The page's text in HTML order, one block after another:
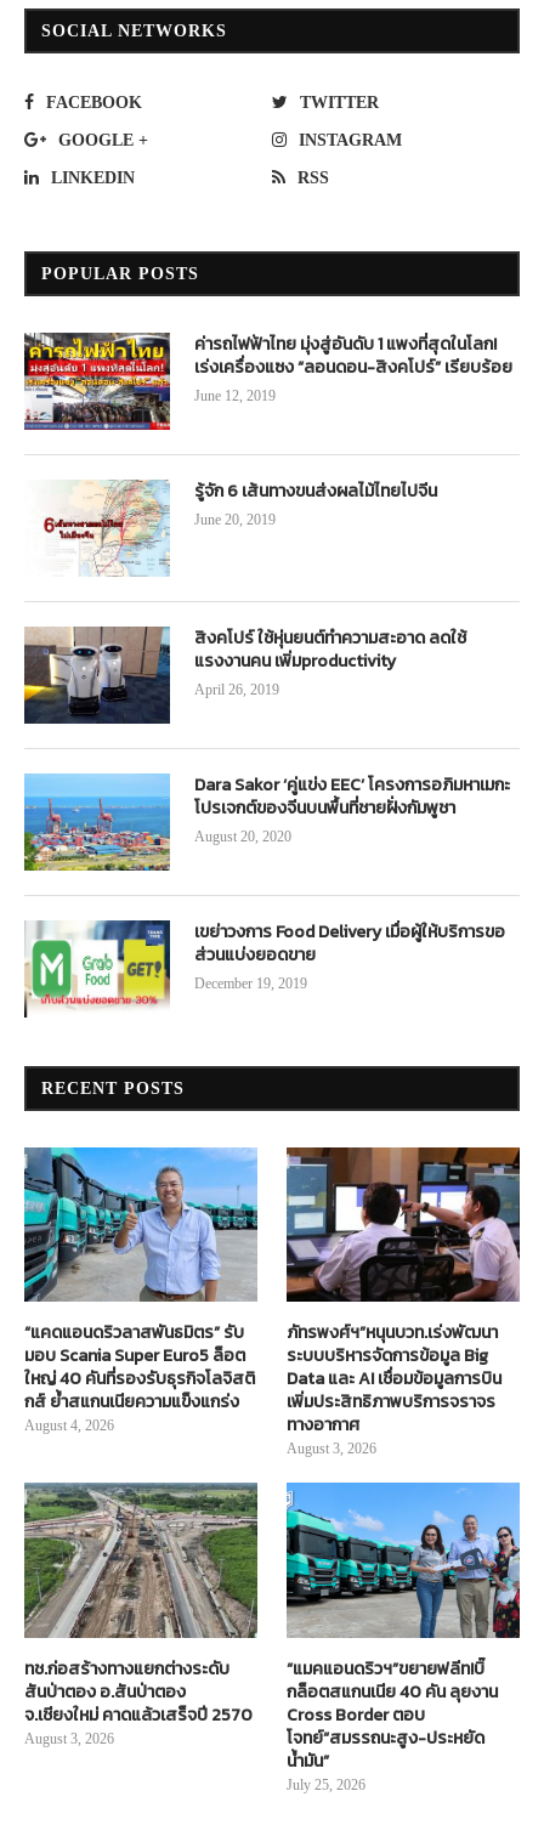
SOCIAL NETWORKS
FACEBOOK TWITTER
GOOGLE + INSTAGRAM
LINKEDIN RSS
POPULAR POSTS
ค่ารถไฟฟ้าไทย มุ่งสู่อันดับ 1 แพงที่สุดในโลก!
เร่งเครื่องแซง “ลอนดอน-สิงคโปร์” เรียบร้อย
June 12, 2019
รู้จัก 6 เส้นทางขนส่งผลไม้ไทยไปจีน
June 20, 2019
สิงคโปร์ ใช้หุ่นยนต์ทำความสะอาด ลดใช้
แรงงานคน เพิ่มproductivity
April 26, 2019
Dara Sakor ‘คู่แข่ง EEC’ โครงการอภิมหาเมกะ
โปรเจกต์ของจีนบนพื้นที่ชายฝั่งกัมพูชา
August 20, 2020
เขย่าวงการ Food Delivery เมื่อผู้ให้บริการขอ
ส่วนแบ่งยอดขาย
December 19, 2019
RECENT POSTS
“แคดแอนดริวลาสพันธมิตร” รับ
มอบ Scania Super Euro5 ล็อต
ใหญ่ 40 คันที่รองรับธุรกิจโลจิสติ
กส์ ย้ำสแกนเนียความแข็งแกร่ง
August 4, 2026
ภัทรพงศ์ฯ”หนุนบวท.เร่งพัฒนา
ระบบบริหารจัดการข้อมูล Big
Data และ AI เชื่อมข้อมูลการบิน
เพิ่มประสิทธิภาพบริการจราจร
ทางอากาศ
August 3, 2026
ทช.ก่อสร้างทางแยกต่างระดับ
สันป่าตอง อ.สันป่าตอง
จ.เชียงใหม่ คาดแล้วเสร็จปี 2570
August 3, 2026
“แมคแอนดริวฯ”ขยายฟลีท!บิ๊
กล็อตสแกนเนีย 40 คัน ลุยงาน
Cross Border ตอบ
โจทย์“สมรรถนะสูง-ประหยัด
น้ำมัน”
July 25, 2026